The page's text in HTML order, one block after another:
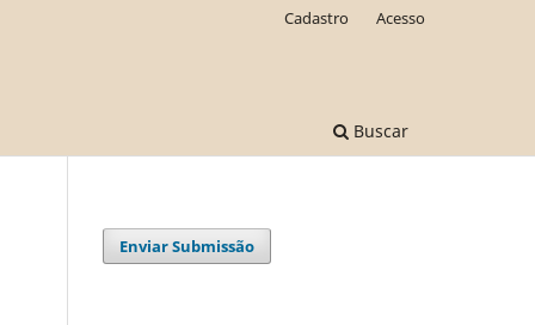
Buscar
Cadastro Acesso
Enviar Submissão